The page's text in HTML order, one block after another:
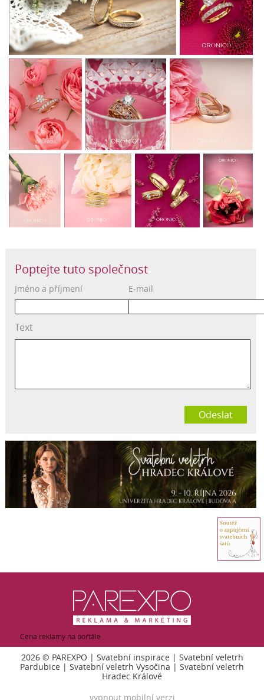
Poptejte tuto společnost
Jméno a příjmení E-mail
Text
Odeslat
Cena reklamy na portále
2026 © PAREXPO | Svatební inspirace| Svatební veletrh
Pardubice | Svatební veletrh Vysočina | Svatební veletrh
Hradec Králové
vypnout mobilní verzi